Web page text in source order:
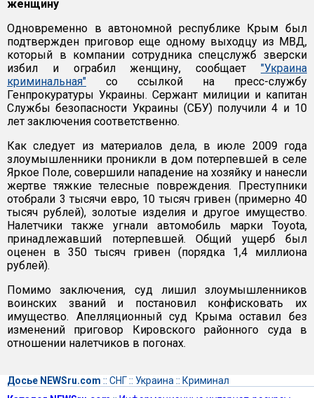
женщину
Одновременно в автономной республике Крым был
подтвержден приговор еще одному выходцу из МВД,
который в компании сотрудника спецслужб зверски
избил и ограбил женщину, сообщает "Украина
криминальная" со ссылкой на пресс-службу
Генпрокуратуры Украины. Сержант милиции и капитан
Службы безопасности Украины (СБУ) получили 4 и 10
лет заключения соответственно.
Как следует из материалов дела, в июле 2009 года
злоумышленники проникли в дом потерпевшей в селе
Яркое Поле, совершили нападение на хозяйку и нанесли
жертве тяжкие телесные повреждения. Преступники
отобрали 3 тысячи евро, 10 тысяч гривен (примерно 40
тысяч рублей), золотые изделия и другое имущество.
Налетчики также угнали автомобиль марки Toyota,
принадлежавший потерпевшей. Общий ущерб был
оценен в 350 тысяч гривен (порядка 1,4 миллиона
рублей).
Помимо заключения, суд лишил злоумышленников
воинских званий и постановил конфисковать их
имущество. Апелляционный суд Крыма оставил без
изменений приговор Кировского районного суда в
отношении налетчиков в погонах.
Досье NEWSru.com :: СНГ:: Украина :: Криминал